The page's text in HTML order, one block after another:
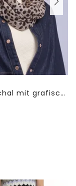
Loop-Schal mit grafischem Muster